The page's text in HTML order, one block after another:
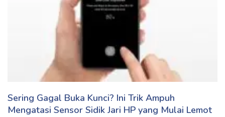
Sering Gagal Buka Kunci? Ini Trik Ampuh
Mengatasi Sensor Sidik Jari HP yang Mulai Lemot